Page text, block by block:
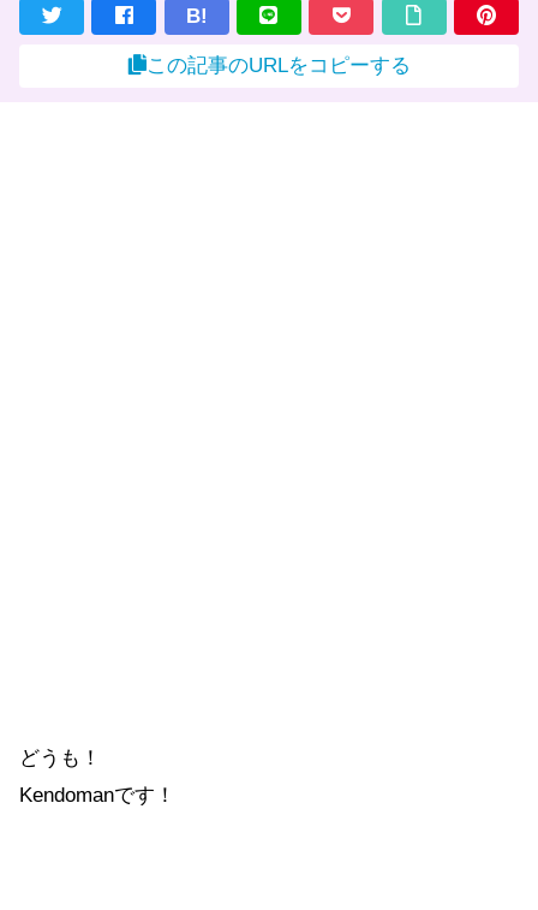
B!
この記事のURLをコピーする
どうも！
Kendomanです！